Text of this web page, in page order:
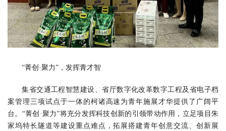
“菁创·聚力”，发挥青才智
集省交通工程智慧建设、省厅数字化改革数字工程及省电子档
案管理三项试点于一体的柯诸高速为青年施展才华提供了广阔平
台。“菁创·聚力”将充分发挥科技创新的引领带动作用，立足项目朱
家坞特长隧道等建设重点难点，拓展搭建青年创意交流、创新展